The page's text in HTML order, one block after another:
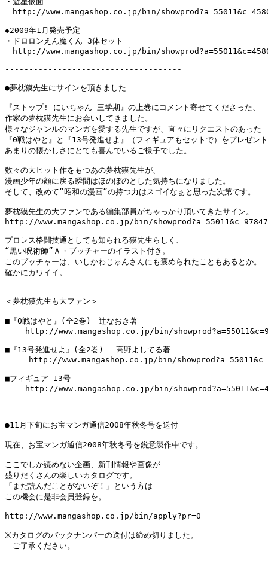
http://www.mangashop.co.jp/bin/
◆2009年1月発売予定
・ドロロンえん魔くん 3体セット
http://www.mangashop.co.jp/bin/
-------------------------------------
●夢枕獏先生にサインを頂きました
『ストップ! にいちゃん 三学期』の上巻にコメント寄せてくださった、
作家の夢枕獏先生にお会いしてきました。
様々なジャンルのマンガを愛する先生ですが、直々にリクエストのあった
『0戦はやと』と『13号発進せよ』（フィギュアもセットで）をプレゼン
あまりの懐かしさにとても喜んでいるご様子でした。
数々の大ヒット作をもつあの夢枕獏先生が、
漫画少年の顔に戻る瞬間はほのぼのとした気持ちになりました。
そして、改めて“昭和の漫画”の持つ力はスゴイなぁと思った次第です。
夢枕獏先生の大ファンである編集部員がちゃっかり頂いてきたサイン。
http://www.mangashop.co.jp/bin/
プロレス格闘技通としても知られる獏先生らしく、
“黒い呪術師”Ａ・ブッチャーのイラスト付き。
このブッチャーは、いしかわじゅんさんにも褒められたこともあるとか。
確かにカワイイ。
＜夢枕獏先生も大ファン＞
■『0戦はやと』(全2巻)　辻なおき著
http://www.mangashop.co.jp/bin/
■『13号発進せよ』(全2巻) 　高野よしてる著
http://www.mangashop.co.jp/bin/
■フィギュア 13号
http://www.mangashop.co.jp/bin/
-------------------------------------
●11月下旬にお宝マンガ通信2008年秋冬号を送付
現在、お宝マンガ通信2008年秋冬号を鋭意製作中です。
ここでしか読めない企画、新刊情報や画像が
盛りだくさんの楽しいカタログです。
「まだ読んだことがないぞ！」という方は
この機会に是非会員登録を。
http://www.mangashop.co.jp/bin/apply?pr=0
※カタログのバックナンバーの送付は締め切りました。
ご了承ください。